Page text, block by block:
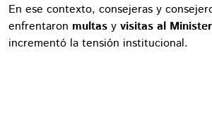
En ese contexto, consejeras y
enfrentaron multas y visitas al
incrementó la tensión institucional.